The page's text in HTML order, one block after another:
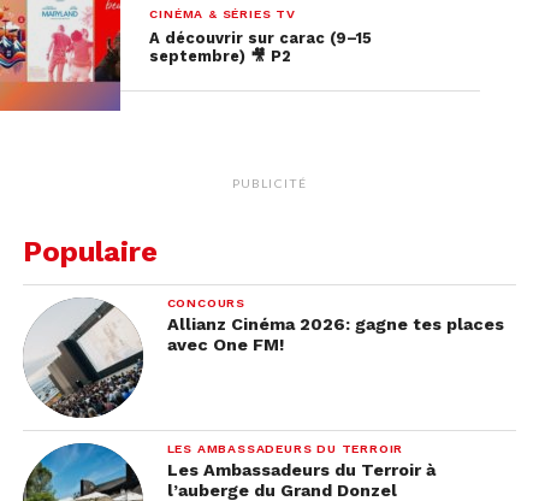
CINÉMA & SÉRIES TV
A découvrir sur carac (9–15
septembre) 🎥 P2
PUBLICITÉ
Populaire
CONCOURS
Allianz Cinéma 2026: gagne tes places
avec One FM!
LES AMBASSADEURS DU TERROIR
Les Ambassadeurs du Terroir à
l’auberge du Grand Donzel